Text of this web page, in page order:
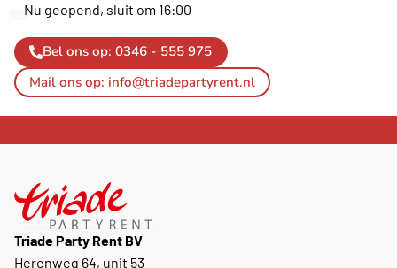
Nu geopend, sluit om 16:00
Bel ons op: 0346 - 555 975
Mail ons op: info@triadepartyrent.nl
Triade Party Rent BV
Herenweg 64, unit 53